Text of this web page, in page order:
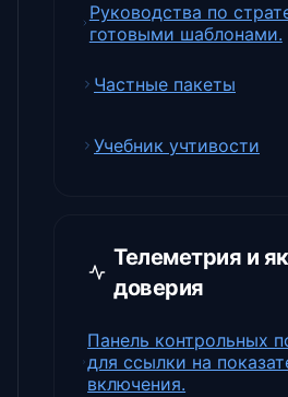
Руководства по
готовыми шаблонами.
Частные пакеты
Учебник учтивости
Телеметрия и
доверия
Панель контрольных
для ссылки на
включения.